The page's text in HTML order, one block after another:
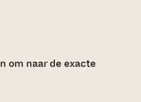
om naar de exacte